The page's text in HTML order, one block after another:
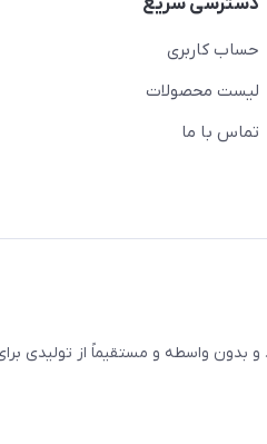
حساب کاربری
لیست محصولات
تماس با ما
و بدون واسطه و مستقیماً از تولیدی